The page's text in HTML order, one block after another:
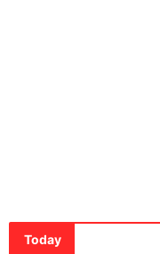
Today